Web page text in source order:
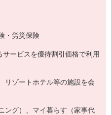
・労災保険
ービスを優待割引価格で利用
ゾートホテル等の施設を会
ング）、マイ暮らす（家事代